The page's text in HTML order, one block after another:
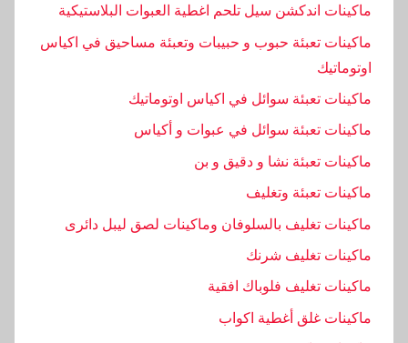
م
د
ل
,
ماكينات اندكشن سيل تلحم اغطية العبوات البلاستيكية
ماكينات تعبئة حبوب و حبيبات وتعبئة مساحيق في اكياس
اوتوماتيك
ماكينات تعبئة سوائل في اكياس اوتوماتيك
ماكينات تعبئة سوائل في عبوات و أكياس
ماكينات تعبئة نشا و دقيق و بن
ماكينات تعبئة وتغليف
ماكينات تغليف بالسلوفان وماكينات لصق ليبل دائرى
ماكينات تغليف شرنك
ماكينات تغليف فلوباك افقية
ماكينات غلق أغطية اكواب